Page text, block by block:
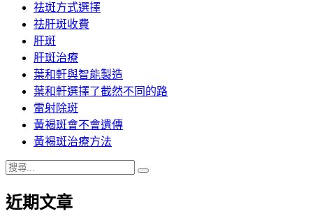
祛斑方式選擇
祛肝斑收費
肝斑
肝斑治療
葉和軒與智能製造
葉和軒選擇了截然不同的路
雷射除斑
黃褐斑會不會遺傳
黃褐斑治療方法
搜
關
近期文章